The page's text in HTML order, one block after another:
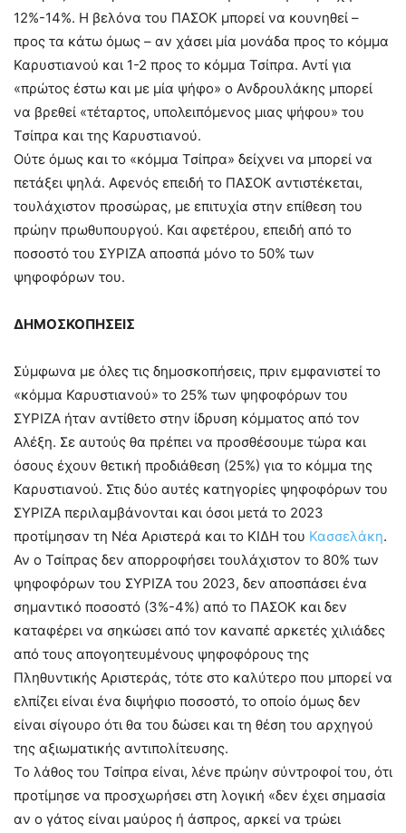
12%-14%. Η βελόνα του ΠΑΣΟΚ μπορεί να κουνηθεί –
προς τα κάτω όμως – αν χάσει μία μονάδα προς το κόμμα
Καρυστιανού και 1-2 προς το κόμμα Τσίπρα. Αντί για
«πρώτος έστω και με μία ψήφο» ο Ανδρουλάκης μπορεί
να βρεθεί «τέταρτος, υπολειπόμενος μιας ψήφου» του
Τσίπρα και της Καρυστιανού.
Ούτε όμως και το «κόμμα Τσίπρα» δείχνει να μπορεί να
πετάξει ψηλά. Αφενός επειδή το ΠΑΣΟΚ αντιστέκεται,
τουλάχιστον προσώρας, με επιτυχία στην επίθεση του
πρώην πρωθυπουργού. Και αφετέρου, επειδή από το
ποσοστό του ΣΥΡΙΖΑ αποσπά μόνο το 50% των
ψηφοφόρων του.
ΔΗΜΟΣΚΟΠΗΣΕΙΣ
Σύμφωνα με όλες τις δημοσκοπήσεις, πριν εμφανιστεί το
«κόμμα Καρυστιανού» το 25% των ψηφοφόρων του
ΣΥΡΙΖΑ ήταν αντίθετο στην ίδρυση κόμματος από τον
Αλέξη. Σε αυτούς θα πρέπει να προσθέσουμε τώρα και
όσους έχουν θετική προδιάθεση (25%) για το κόμμα της
Καρυστιανού. Στις δύο αυτές κατηγορίες ψηφοφόρων του
ΣΥΡΙΖΑ περιλαμβάνονται και όσοι μετά το 2023
προτίμησαν τη Νέα Αριστερά και το ΚΙΔΗ του Κασσελάκη.
Αν ο Τσίπρας δεν απορροφήσει τουλάχιστον το 80% των
ψηφοφόρων του ΣΥΡΙΖΑ του 2023, δεν αποσπάσει ένα
σημαντικό ποσοστό (3%-4%) από το ΠΑΣΟΚ και δεν
καταφέρει να σηκώσει από τον καναπέ αρκετές χιλιάδες
από τους απογοητευμένους ψηφοφόρους της
Πληθυντικής Αριστεράς, τότε στο καλύτερο που μπορεί να
ελπίζει είναι ένα διψήφιο ποσοστό, το οποίο όμως δεν
είναι σίγουρο ότι θα του δώσει και τη θέση του αρχηγού
της αξιωματικής αντιπολίτευσης.
Το λάθος του Τσίπρα είναι, λένε πρώην σύντροφοί του, ότι
προτίμησε να προσχωρήσει στη λογική «δεν έχει σημασία
αν ο γάτος είναι μαύρος ή άσπρος, αρκεί να τρώει